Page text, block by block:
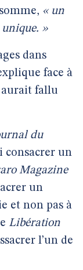
« un
»
dans
face à
aurait fallu
du
consacrer un
Magazine
un
et non pas à
Libération
l’un de